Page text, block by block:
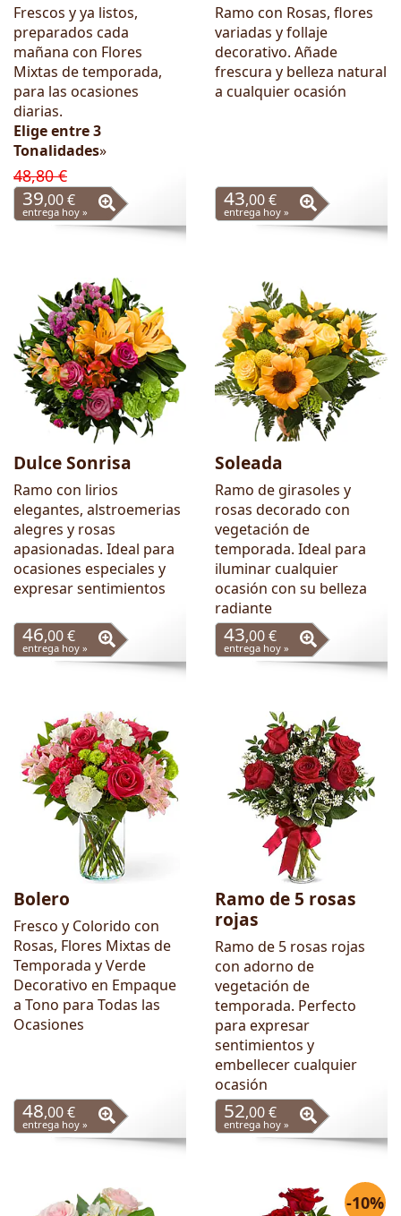
Frescos y ya listos,
preparados cada
mañana con Flores
Mixtas de temporada,
para las ocasiones
diarias.
Elige entre 3
Tonalidades»
48,80 €
39,00 €
entrega hoy »
Ramo con Rosas, flores
variadas y follaje
decorativo. Añade
frescura y belleza natural
a cualquier ocasión
43,00 €
entrega hoy »
Dulce Sonrisa
Ramo con lirios
elegantes, alstroemerias
alegres y rosas
apasionadas. Ideal para
ocasiones especiales y
expresar sentimientos
46,00 €
entrega hoy »
Soleada
Ramo de girasoles y
rosas decorado con
vegetación de
temporada. Ideal para
iluminar cualquier
ocasión con su belleza
radiante
43,00 €
entrega hoy »
Bolero
Fresco y Colorido con
Rosas, Flores Mixtas de
Temporada y Verde
Decorativo en Empaque
a Tono para Todas las
Ocasiones
48,00 €
entrega hoy »
Ramo de 5 rosas
rojas
Ramo de 5 rosas rojas
con adorno de
vegetación de
temporada. Perfecto
para expresar
sentimientos y
embellecer cualquier
ocasión
52,00 €
entrega hoy »
-10%